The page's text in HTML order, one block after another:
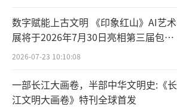
数字赋能上古文明 《印象红山》AI艺术
展将于2026年7月30日亮相第三届包头
艺博会
2026-07-23 10:10:08
一部长江大画卷，半部中华文明史:《长
江文明大画卷》特刊全球首发